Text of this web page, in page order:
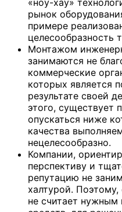
«ноу-хау»
рынок
примере
целесообразность
Монтажом
занимаются не
коммерческие
которых является
результате своей
этого, существует
опускаться ниже
качества
нецелесообразно.
Компании,
перспективу и
репутацию не
халтурой.
не считает нужным